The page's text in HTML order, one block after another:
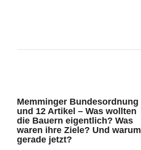
Memminger Bundesordnung
und 12 Artikel – Was wollten
die Bauern eigentlich? Was
waren ihre Ziele? Und warum
gerade jetzt?